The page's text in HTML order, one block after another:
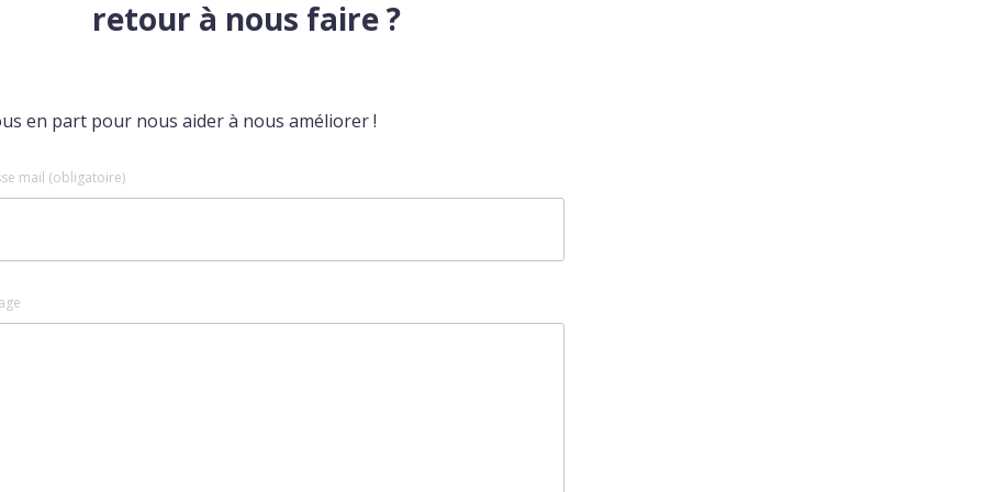
retour à nous faire ?
en part pour nous aider à nous améliorer !
mail (obligatoire)